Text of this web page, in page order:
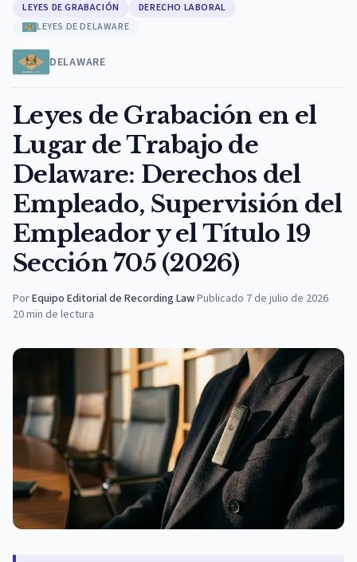
LEYES DE GRABACIÓN
DERECHO LABORAL
LEYES DE DELAWARE
DELAWARE
Leyes de Grabación en el
Lugar de Trabajo de
Delaware: Derechos del
Empleado, Supervisión del
Empleador y el Título 19
Sección 705 (2026)
PorEquipo Editorial de Recording Law·Publicado 7 de julio de 2026
20min de lectura